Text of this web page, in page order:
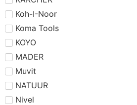
Koh-I-Noor
Koma Tools
KOYO
MADER
Muvit
NATUUR
Nivel